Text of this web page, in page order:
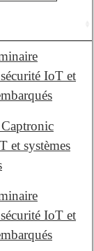
IoT et
et systèmes
IoT et